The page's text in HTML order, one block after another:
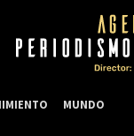
MUNDO